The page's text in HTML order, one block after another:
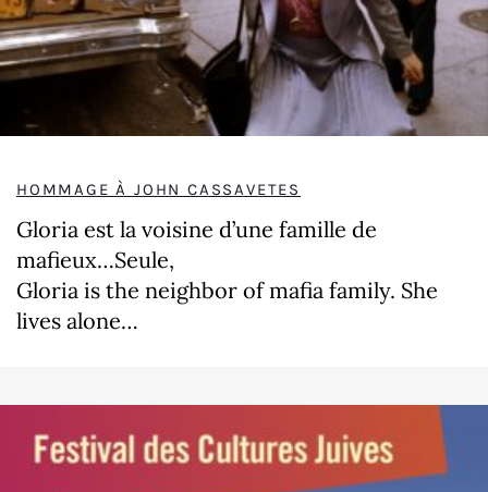
HOMMAGE À JOHN CASSAVETES
Gloria est la voisine d’une famille de
mafieux…Seule,
Gloria is the neighbor of mafia family. She
lives alone…